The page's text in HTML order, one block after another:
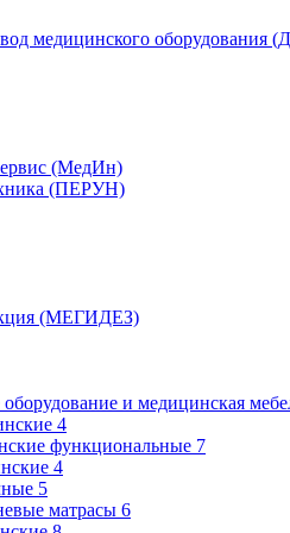
медицинского оборудования
(МедИн)
(ПЕРУН)
(МЕГИДЕЗ)
и медицинская
4
функциональные 7
4
5
матрасы 6